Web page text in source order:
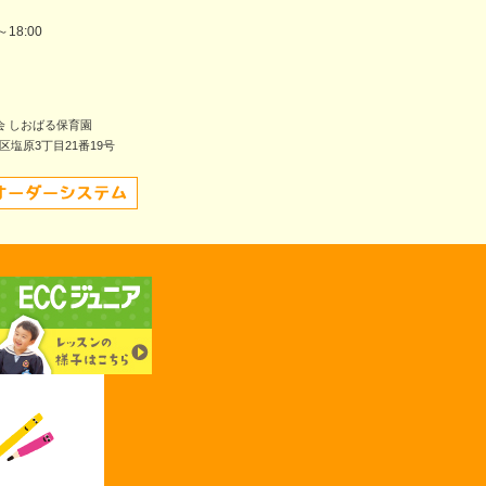
18:00
しおばる保育園
塩原3丁目21番19号